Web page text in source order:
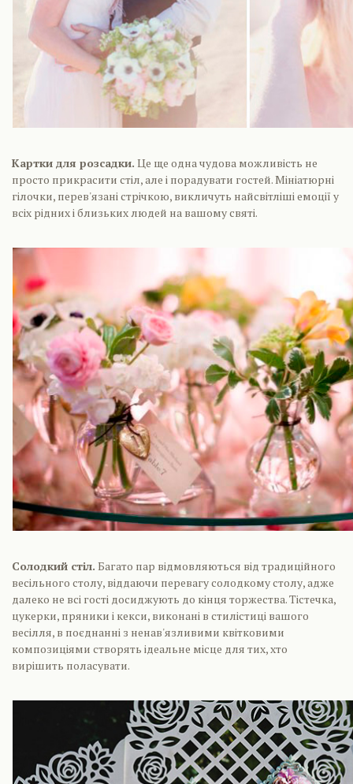
Картки для розсадки. Це ще одна чудова можливість не
просто прикрасити стіл, але і порадувати гостей. Мініатюрні
гілочки, перев'язані стрічкою, викличуть найсвітліші емоції у
всіх рідних і близьких людей на вашому святі.
Солодкий стіл. Багато пар відмовляються від традиційного
весільного столу, віддаючи перевагу солодкому столу, адже
далеко не всі гості досиджують до кінця торжества. Тістечка,
цукерки, пряники і кекси, виконані в стилістиці вашого
весілля, в поєднанні з ненав'язливими квітковими
композиціями створять ідеальне місце для тих, хто
вирішить поласувати.